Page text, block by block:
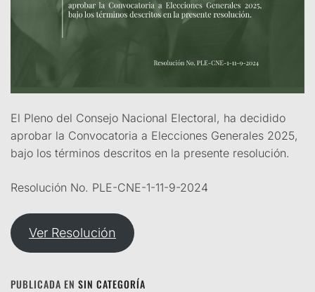
El Pleno del Consejo Nacional Electoral, ha decidido
aprobar la Convocatoria a Elecciones Generales 2025,
bajo los términos descritos en la presente resolución.
Resolución No. PLE-CNE-1-11-9-2024
Ver Resolución
PUBLICADA EN SIN CATEGORÍA